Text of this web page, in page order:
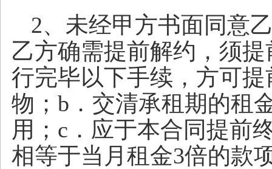
2、未经甲方书面同意
乙方确需提前解约，须
行完毕以下手续，方可
物；b．交清承租期的租
用；c．应于本合同提前
相等于当月租金3倍的款